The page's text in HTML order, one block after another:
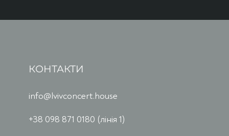
КОНТАКТИ
info@lvivconcert.house
+38 098 871 0180 (лінія 1)